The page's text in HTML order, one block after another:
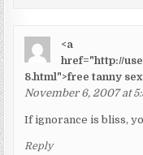
<a
href="http://
8.html">free tanny
November 6, 2007 at
If ignorance is bliss,
Reply